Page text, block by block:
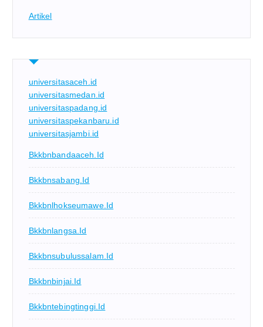
Artikel
universitasaceh.id
universitasmedan.id
universitaspadang.id
universitaspekanbaru.id
universitasjambi.id
Bkkbnbandaaceh.id
Bkkbnsabang.id
Bkkbnlhokseumawe.id
Bkkbnlangsa.id
Bkkbnsubulussalam.id
Bkkbnbinjai.id
Bkkbntebingtinggi.id